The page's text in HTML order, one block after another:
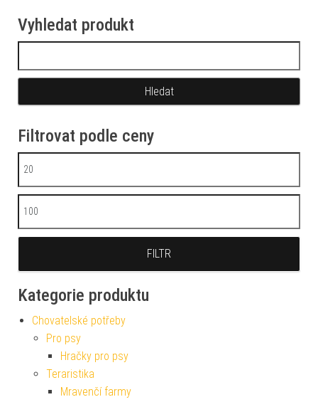
Vyhledat produkt
Filtrovat podle ceny
Minimální cena
Maximální cena
FILTR
Kategorie produktu
Chovatelské potřeby
Pro psy
Hračky pro psy
Teraristika
Mravenčí farmy